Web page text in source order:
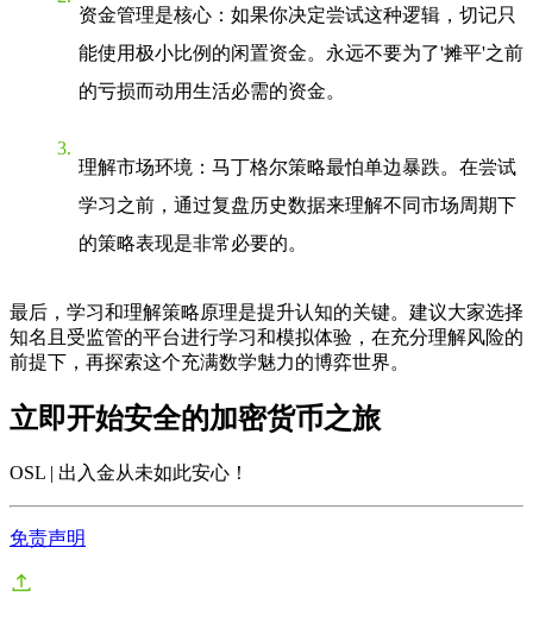
资金管理是核心 ：如果你决定尝试这种逻辑，切记只
能使用极小比例的闲置资金。永远不要为了'摊平'之前
的亏损而动用生活必需的资金。
理解市场环境 ：马丁格尔策略最怕单边暴跌。在尝试
学习之前，通过复盘历史数据来理解不同市场周期下
的策略表现是非常必要的。
最后，学习和理解策略原理是提升认知的关键。建议大家选择
知名且受监管的平台进行学习和模拟体验，在充分理解风险的
前提下，再探索这个充满数学魅力的博弈世界。
立即开始安全的加密货币之旅
OSL | 出入金从未如此安心 ！
免责声明